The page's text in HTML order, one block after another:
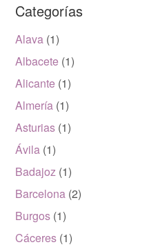
Categorías
Alava (1)
Albacete (1)
Alicante (1)
Almería (1)
Asturias (1)
Ávila (1)
Badajoz (1)
Barcelona (2)
Burgos (1)
Cáceres (1)